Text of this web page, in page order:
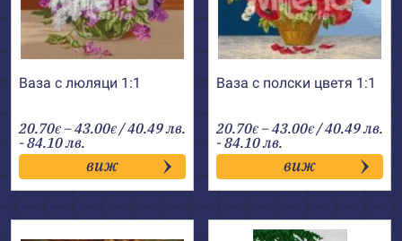
Ваза с люляци 1:1
20.70€ –43.00€Price
range:
20.70€
through
43.00€
/ 40.49 лв.
- 84.10 лв.
виж
Ваза с полски цветя 1:1
20.70€ –43.00€Price
range:
20.70€
through
43.00€
/ 40.49 лв.
- 84.10 лв.
виж